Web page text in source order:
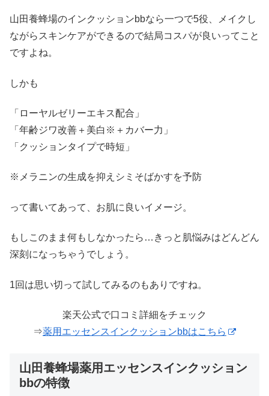
山田養蜂場のインクッションbbなら一つで5役、メイクし
ながらスキンケアができるので結局コスパが良いってこと
ですよね。
しかも
「ローヤルゼリーエキス配合」
「年齢ジワ改善＋美白※＋カバー力」
「クッションタイプで時短」
※メラニンの生成を抑えシミそばかすを予防
って書いてあって、お肌に良いイメージ。
もしこのまま何もしなかったら…きっと肌悩みはどんどん
深刻になっちゃうでしょう。
1回は思い切って試してみるのもありですね。
楽天公式で口コミ詳細をチェック
⇒薬用エッセンスインクッションbbはこちら
山田養蜂場薬用エッセンスインクッション
bbの特徴